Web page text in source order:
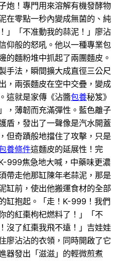
炮！專門用來溶解有機發酵物
在零點一秒內變成無菌的、純
」「不准動我的蒜泥！」廖沾
仰般的怒吼。他以一種專業包
的麵粉堆中抓起了兩團麵皮。
手法，瞬間擴大成直徑三公尺
，兩張麵皮在空中交疊，變成
這就是家傳《沾醬包養秘笈》
，薄韌而充滿彈性。藍色離子
盾，發出了一聲像是汽水開蓋
但奇蹟般地擋住了攻擊，只是
養條件這麵皮的延展性！完
999焦急地大喊，中藥味更濃
帶走他那缸陳年老蒜泥，那是
缸前，使出他搬運食材的全部
缸抱起。「走！K-999！我們
的紅棗枸杞燃料了！」「不
沒了紅棗我飛不遠！」吉娃娃
廖沾沾的衣領，同時開啟了它
器發出「滋滋」的輕微煎煮